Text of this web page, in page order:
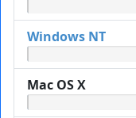
Windows NT
Mac OS X